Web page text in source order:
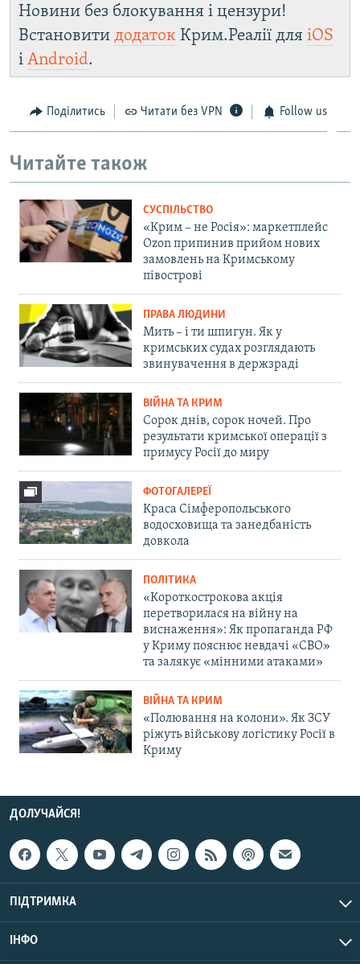
Новини без блокування і цензури!
Встановити додаток Крим.Реалії для iOS
і Android.
Поділитись Читати без VPN Follow us
Читайте також
СУСПІЛЬСТВО
«Крим – не Росія»: маркетплейс
Ozon припинив прийом нових
замовлень на Кримському
півострові
ПРАВА ЛЮДИНИ
Мить – і ти шпигун. Як у
кримських судах розглядають
звинувачення в держзраді
ВІЙНА ТА КРИМ
Сорок днів, сорок ночей. Про
результати кримської операції з
примусу Росії до миру
ФОТОГАЛЕРЕЇ
Краса Сімферопольського
водосховища та занедбаність
довкола
ПОЛІТИКА
«Короткострокова акція
перетворилася на війну на
виснаження»: Як пропаганда РФ
у Криму пояснює невдачі «СВО»
та залякує «мінними атаками»
ВІЙНА ТА КРИМ
«Полювання на колони». Як ЗСУ
ріжуть військову логістику Росії в
Криму
ДОЛУЧАЙСЯ!
ПІДТРИМКА
ІНФО